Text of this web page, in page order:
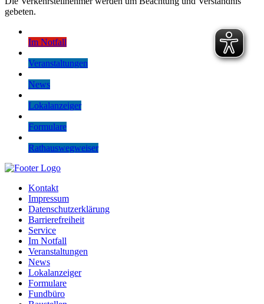
gebeten.
Im Notfall
Veranstaltungen
News
Lokalanzeiger
Formulare
Rathauswegweiser
Kontakt
Impressum
Datenschutzerklärung
Barrierefreiheit
Service
Im Notfall
Veranstaltungen
News
Lokalanzeiger
Formulare
Fundbüro